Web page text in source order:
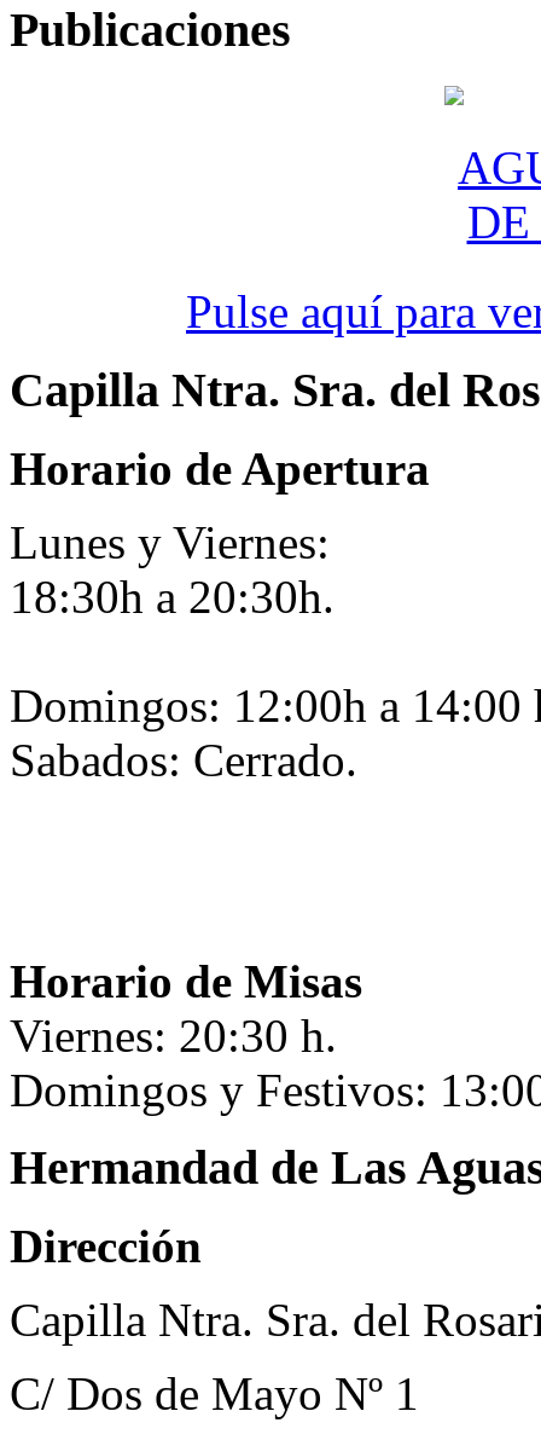
Publicaciones
Pulse aquí para
Capilla Ntra. Sra. del
Horario de Apertura
Lunes y Viernes:
18:30h a 20:30h.
Domingos: 12:00h a 14:00
Sabados: Cerrado.
Horario de Misas
Viernes: 20:30 h.
Domingos y Festivos:
Hermandad de Las
Dirección
Capilla Ntra. Sra. del
C/ Dos de Mayo Nº 1